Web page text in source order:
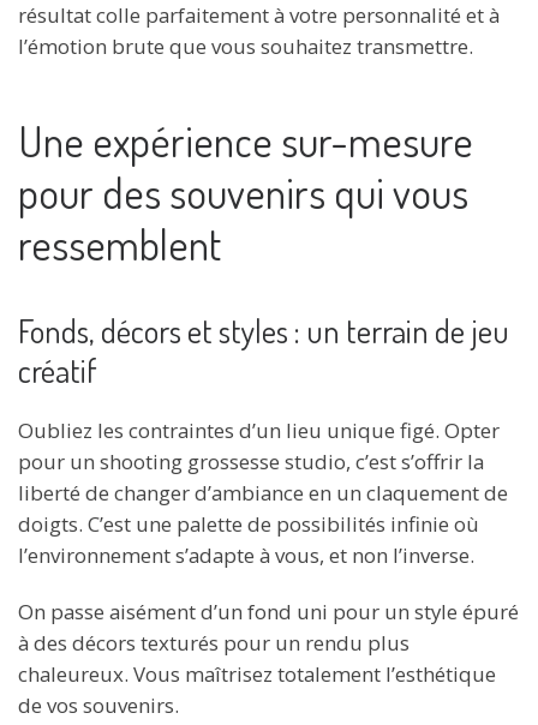
résultat colle parfaitement à votre personnalité et à
l’émotion brute que vous souhaitez transmettre.
Une expérience sur-mesure
pour des souvenirs qui vous
ressemblent
Fonds, décors et styles : un terrain de jeu
créatif
Oubliez les contraintes d’un lieu unique figé. Opter
pour un shooting grossesse studio, c’est s’offrir la
liberté de changer d’ambiance en un claquement de
doigts. C’est une palette de possibilités infinie où
l’environnement s’adapte à vous, et non l’inverse.
On passe aisément d’un fond uni pour un style épuré
à des décors texturés pour un rendu plus
chaleureux. Vous maîtrisez totalement l’esthétique
de vos souvenirs.